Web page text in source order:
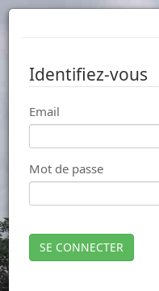
Identifiez-vous
Email
Mot de passe
SE CONNECTER